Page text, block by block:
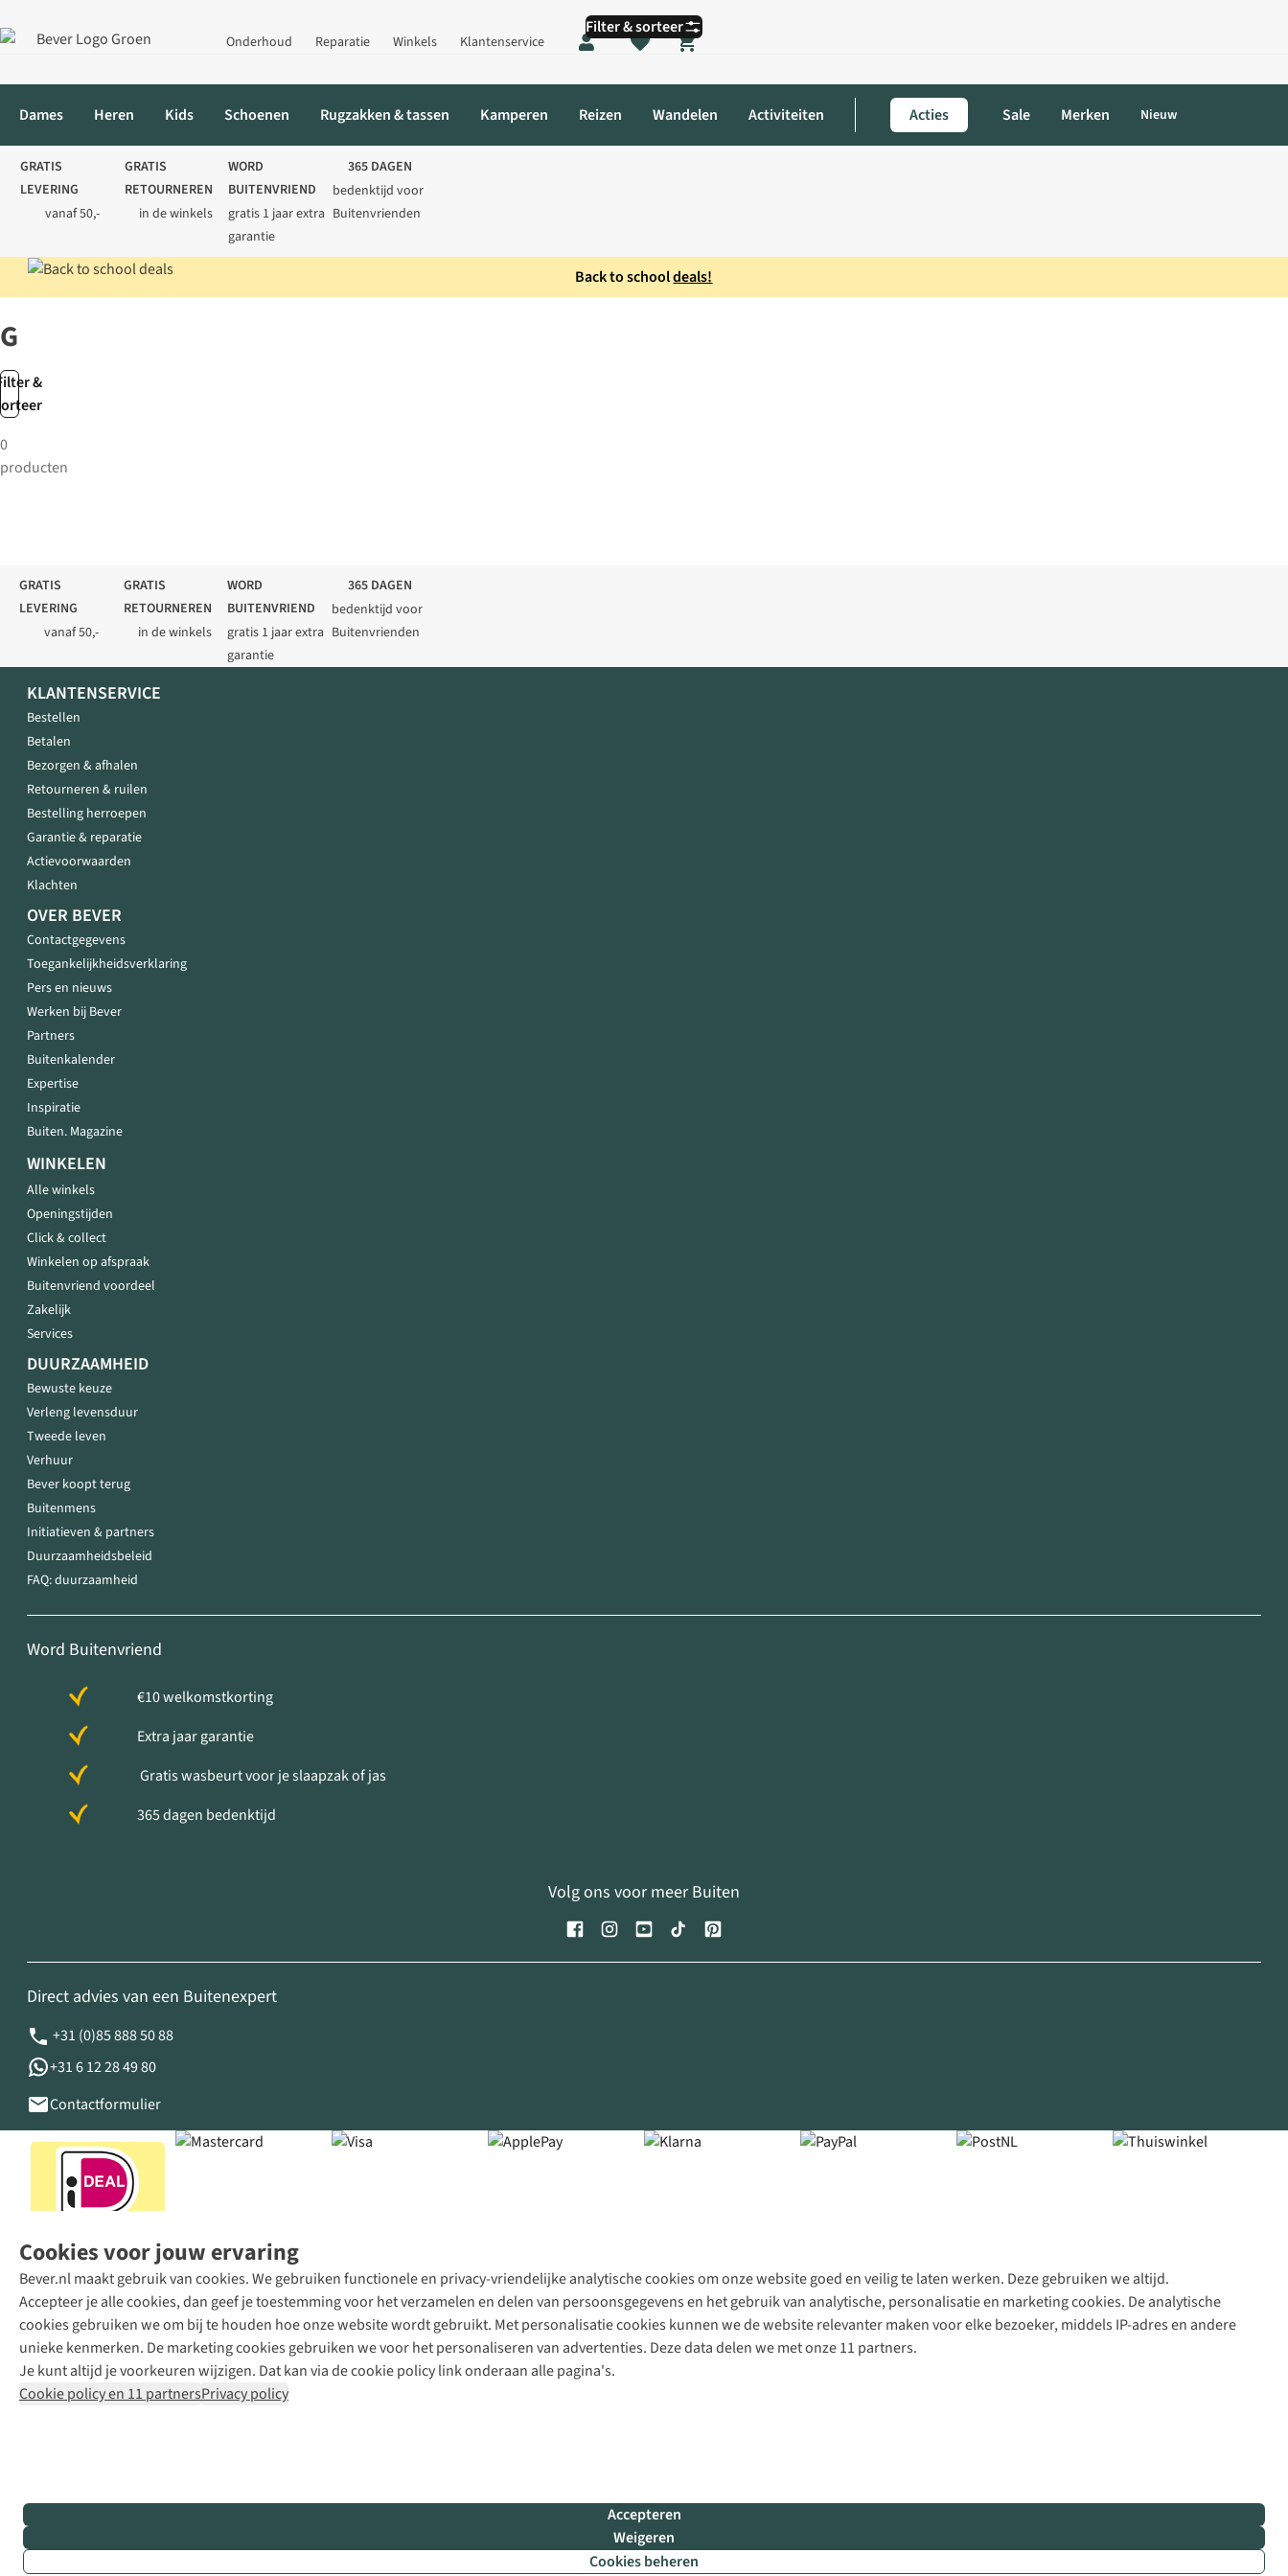
Onderhoud Reparatie Winkels Klantenservice
Shopping cart
Dames Heren Kids Schoenen Rugzakken & tassen Kamperen Reizen Wandelen Activiteiten Acties Sale Merken Nieuw
GRATIS
LEVERING
vanaf 50,-
GRATIS
RETOURNEREN
in de winkels
WORD
BUITENVRIEND
gratis 1 jaar extra
garantie
365 DAGEN
bedenktijd voor
Buitenvrienden
Back to schooldeals!
&
Filter & sorteer
Goodcook
0
producten
Cookies voor jouw ervaring
Bever.nl maakt gebruik van cookies. We gebruiken functionele en privacy-vriendelijke analytische cookies om onze website goed en veilig te laten werken. Deze gebruiken we altijd.
Accepteer je alle cookies, dan geef je toestemming voor het verzamelen en delen van persoonsgegevens en het gebruik van analytische, personalisatie en marketing cookies. De analytische
cookies gebruiken we om bij te houden hoe onze website wordt gebruikt. Met personalisatie cookies kunnen we de website relevanter maken voor elke bezoeker, middels IP-adres en andere
unieke kenmerken. De marketing cookies gebruiken we voor het personaliseren van advertenties. Deze data delen we met onze 11 partners.
Je kunt altijd je voorkeuren wijzigen. Dat kan via de cookie policy link onderaan alle pagina's.
Cookie policy en 11 partnersPrivacy policy
Accepteren
Weigeren
Cookies beheren
GRATIS
LEVERING
vanaf 50,-
GRATIS
RETOURNEREN
in de winkels
WORD
BUITENVRIEND
gratis 1 jaar extra
garantie
365 DAGEN
bedenktijd voor
Buitenvrienden
KLANTENSERVICE
Bestellen
Betalen
Bezorgen & afhalen
Retourneren & ruilen
Bestelling herroepen
Garantie & reparatie
Actievoorwaarden
Klachten
OVER BEVER
Contactgegevens
Toegankelijkheidsverklaring
Pers en nieuws
Werken bij Bever
Partners
Buitenkalender
Expertise
Inspiratie
Buiten. Magazine
WINKELEN
Alle winkels
Openingstijden
Click & collect
Winkelen op afspraak
Buitenvriend voordeel
Zakelijk
Services
DUURZAAMHEID
Bewuste keuze
Verleng levensduur
Tweede leven
Verhuur
Bever koopt terug
Buitenmens
Initiatieven & partners
Duurzaamheidsbeleid
FAQ: duurzaamheid
Word Buitenvriend
€10 welkomstkorting
Extra jaar garantie
Gratis wasbeurt voor je slaapzak of jas
365 dagen bedenktijd
Volg ons voor meer Buiten
Direct advies van een Buitenexpert
+31 (0)85 888 50 88
+31 6 12 28 49 80
Contactformulier
Bever
B.V.